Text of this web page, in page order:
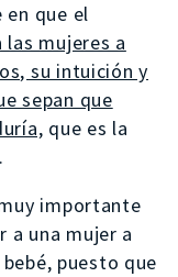
que el
las mujeres a
su intuición y
sepan que
que es la
importante
a una mujer a
puesto que